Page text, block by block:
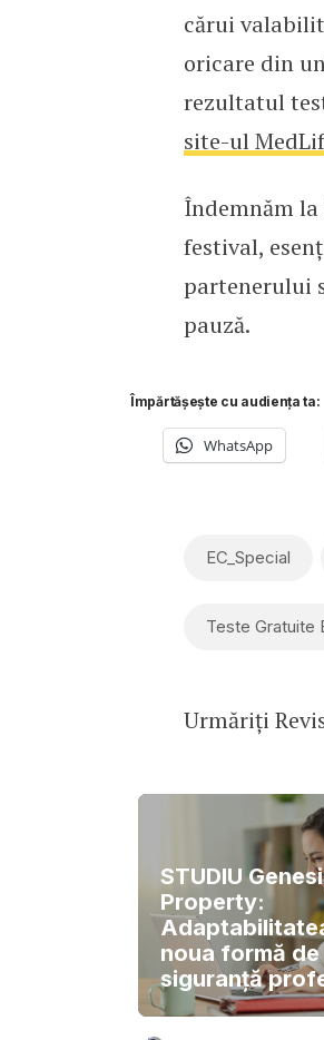
cărui
oricare din
rezultatul
site-ul
Îndemnăm
festival,
partenerului
pauză.
Împărtășește cu audiența ta:
WhatsApp
EC_Special
Teste Gratuite
Urmăriți
STUDIU
Property:
noua formă de
siguranță